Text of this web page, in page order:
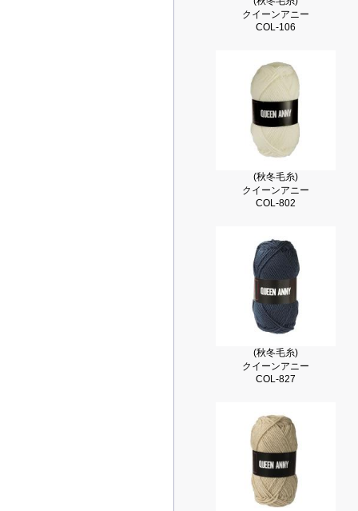
クイーンアニー
COL-106
(秋冬毛糸)
クイーンアニー
COL-802
(秋冬毛糸)
クイーンアニー
COL-827